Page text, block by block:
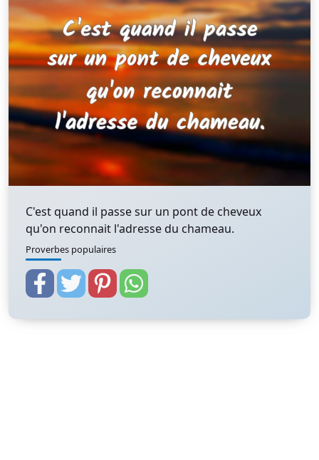
C'est quand il passe sur un pont de cheveux
qu'on reconnait l'adresse du chameau.
Proverbes populaires